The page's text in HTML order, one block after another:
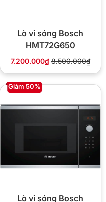
Lò vi sóng Bosch
HMT72G650
7.200.000₫ 8.500.000₫
Giảm 50%
Lò vi sóng Bosch